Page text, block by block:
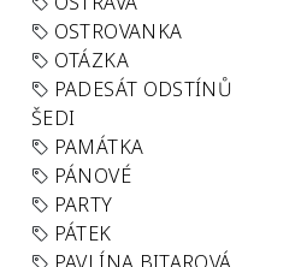
OSTROVANKA
OTÁZKA
PADESÁT ODSTÍNŮ
ŠEDI
PAMÁTKA
PÁNOVÉ
PARTY
PÁTEK